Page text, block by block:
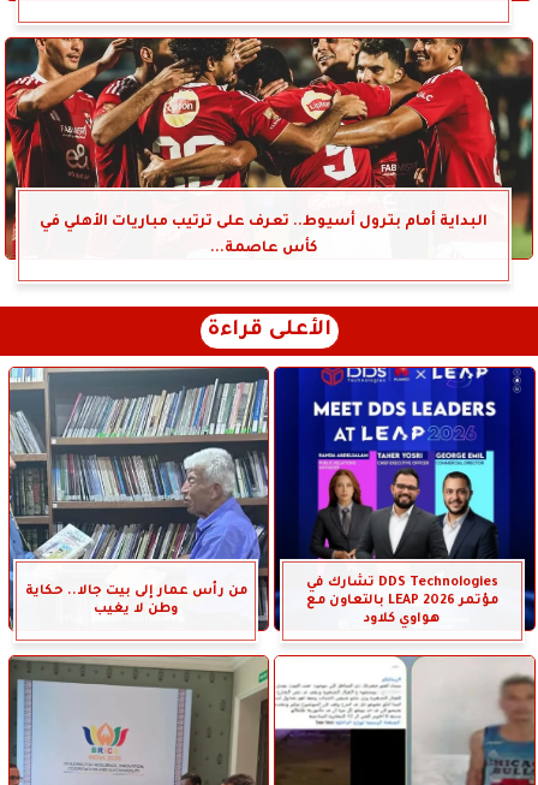
البداية أمام بترول أسيوط.. تعرف على ترتيب مباريات الأهلي في
كأس عاصمة...
الأعلى قراءة
DDS Technologies تشارك في
مؤتمر LEAP 2026 بالتعاون مع
هواوي كلاود
من رأس عمار إلى بيت جالا.. حكاية
وطن لا يغيب